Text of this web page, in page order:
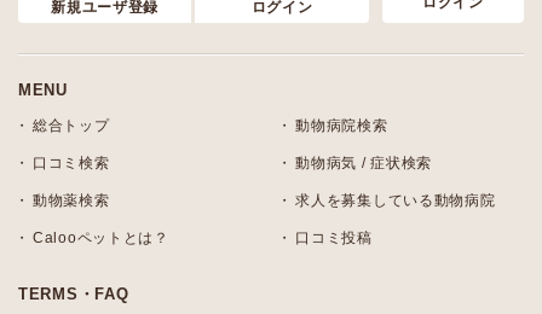
新規ユーザ登録 ログイン
MENU
総合トップ 動物病院検索
口コミ検索 動物病気 / 症状検索
動物薬検索 求人を募集している動物病院
Calooペットとは？ 口コミ投稿
TERMS・FAQ